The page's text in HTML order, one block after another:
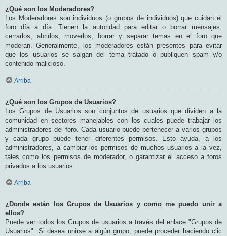
¿Qué son los Moderadores?
Los Moderadores son individuos (o grupos de individuos) que cuidan el
foro día a día. Tienen la autoridad para editar o borrar mensajes,
cerrarlos, abrirlos, moverlos, borrar y separar temas en el foro que
moderan. Generalmente, los moderadores están presentes para evitar
que los usuarios se salgan del tema tratado o publiquen spam y/o
contenido malicioso.
Arriba
¿Qué son los Grupos de Usuarios?
Los Grupos de Usuarios son conjuntos de usuarios que dividen a la
comunidad en sectores manejables con los cuales puede trabajar los
administradores del foro. Cada usuario puede pertenecer a varios grupos
y cada grupo puede tener diferentes permisos. Esto ayuda, a los
administradores, a cambiar los permisos de muchos usuarios a la vez,
tales como los permisos de moderador, o garantizar el acceso a foros
privados a los usuarios.
Arriba
¿Donde están los Grupos de Usuarios y como me puedo unir a
ellos?
Puede ver todos los Grupos de usuarios a través del enlace "Grupos de
Usuarios". Si desea unirse a algún grupo, puede proceder haciendo clic